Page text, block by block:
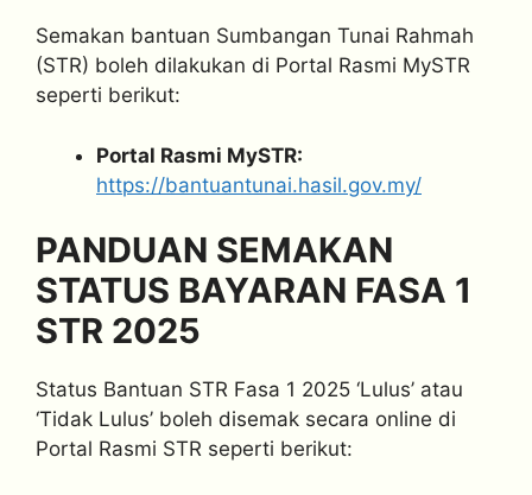
Semakan bantuan Sumbangan Tunai Rahmah
(STR) boleh dilakukan di Portal Rasmi MySTR
seperti berikut:
Portal Rasmi MySTR:
https://bantuantunai.hasil.gov.my/
PANDUAN SEMAKAN
STATUS BAYARAN FASA 1
STR 2025
Status Bantuan STR Fasa 1 2025 ‘Lulus’ atau
‘Tidak Lulus’ boleh disemak secara online di
Portal Rasmi STR seperti berikut: